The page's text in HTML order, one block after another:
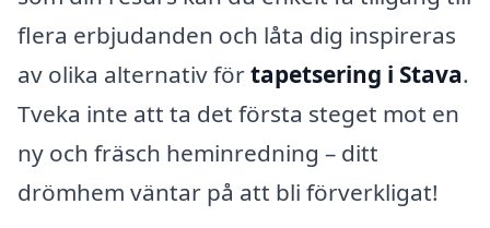
flera erbjudanden och låta dig inspireras
av olika alternativ förtapetsering i Stava.
Tveka inte att ta det första steget mot en
ny och fräsch heminredning – ditt
drömhem väntar på att bli förverkligat!